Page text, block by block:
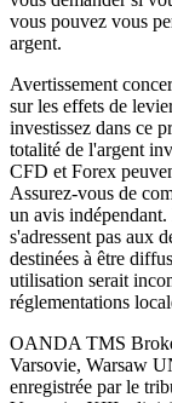
vous pouvez vous
argent.
Avertissement
sur les effets de
investissez dans ce
totalité de l'argent
CFD et Forex
Assurez-vous de
un avis
s'adressent pas aux
destinées à être
utilisation serait
réglementations
OANDA TMS
Varsovie, Warsaw
enregistrée par le